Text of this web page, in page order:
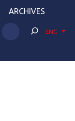
ARCHIVES
ENG